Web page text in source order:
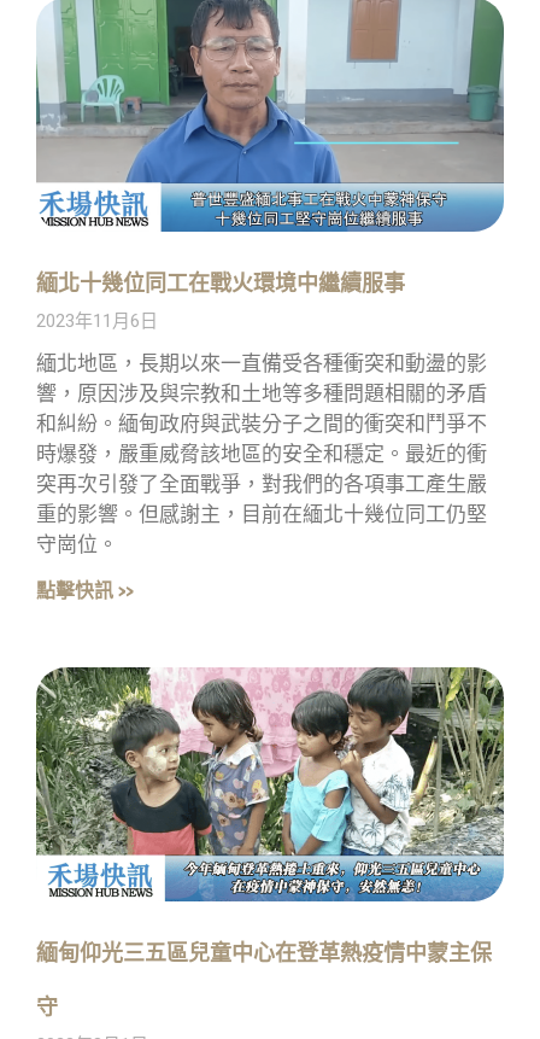
緬北十幾位同工在戰火環境中繼續服事
2023年11月6日
緬北地區，長期以來一直備受各種衝突和動盪的影
響，原因涉及與宗教和土地等多種問題相關的矛盾
和糾紛。緬甸政府與武裝分子之間的衝突和鬥爭不
時爆發，嚴重威脅該地區的安全和穩定。最近的衝
突再次引發了全面戰爭，對我們的各項事工產生嚴
重的影響。但感謝主，目前在緬北十幾位同工仍堅
守崗位。
點擊快訊 »
緬甸仰光三五區兒童中心在登革熱疫情中蒙主保
守